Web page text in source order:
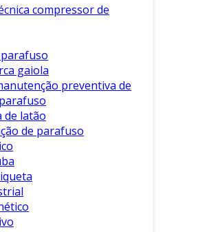
mais rigoroso das suas
Parafusos Usinados
oferecem várias
preferíveis em certas
principais benefícios,
uma produção com
apertadas, resultando
perfeito entre as peças.
Materiais
compressor de
gaiola
preventiva de
de latão
de parafuso